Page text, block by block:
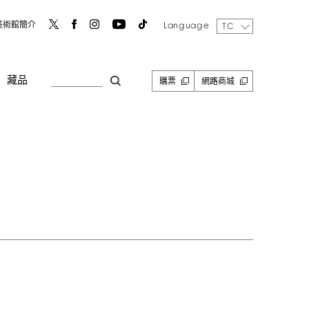
術館簡介 Language TC
藏品 購票 網路商城